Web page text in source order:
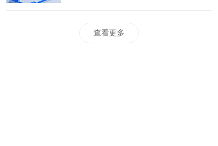
查看更多